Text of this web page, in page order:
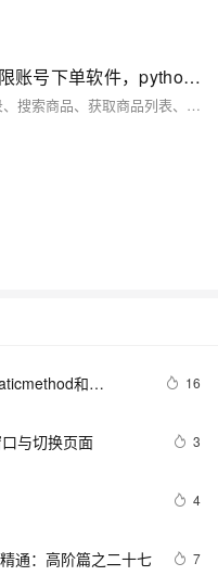
拼多多批量下单软件，拼多多无限账号下单软件，python框架仅供学习参考
完整的拼多多自动化下单框架，包含登录、搜索商品、获取商品列表、下单等功能。
和
16
与切换页面 3
4
通：高阶篇之二十七 7